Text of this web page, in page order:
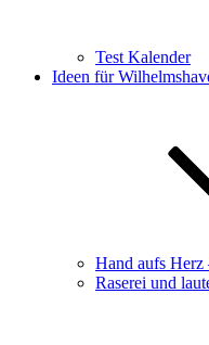
Test Kalender
Ideen für
Hand aufs
Raserei und